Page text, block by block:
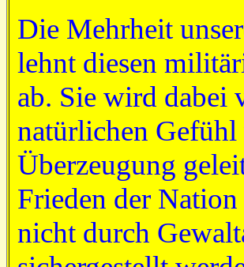
Die Mehrheit
lehnt diesen
ab. Sie wird dabei
natürlichen Gefühl
Überzeugung
Frieden der
nicht durch